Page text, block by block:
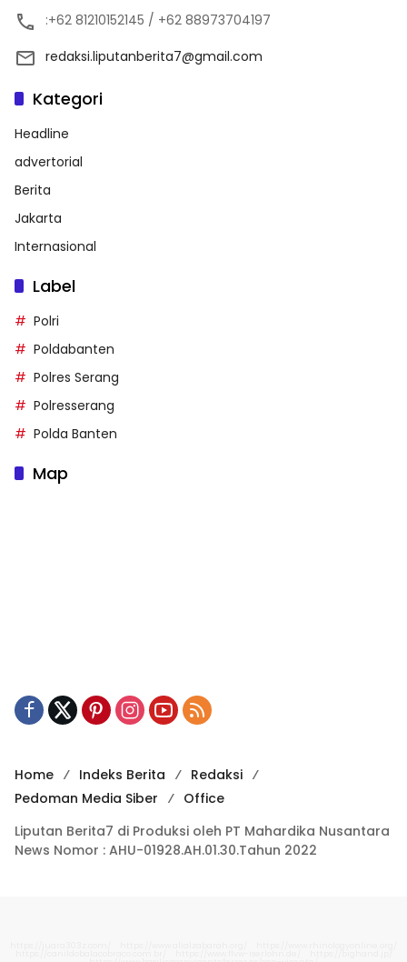
:+62 81210152145 / +62 88973704197
redaksi.liputanberita7@gmail.com
Kategori
Headline
advertorial
Berita
Jakarta
Internasional
Label
Polri
Poldabanten
Polres Serang
Polresserang
Polda Banten
Map
Home Indeks Berita
Redaksi
Pedoman Media Siber
Office
Liputan Berita7 di Produksi oleh PT Mahardika Nusantara
News Nomor : AHU-01928.AH.01.30.Tahun 2022